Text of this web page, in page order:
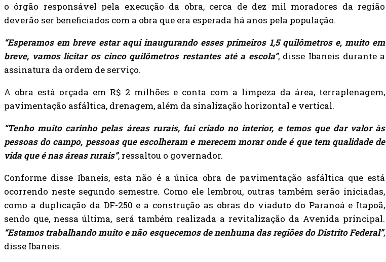
o órgão responsável pela execução da obra, cerca de dez mil moradores da região
deverão ser beneficiados com a obra que era esperada há anos pela população.
“Esperamos em breve estar aqui inaugurando esses primeiros 1,5 quilômetros e, muito em
breve, vamos licitar os cinco quilômetros restantes até a escola”, disse Ibaneis durante a
assinatura da ordem de serviço.
A obra está orçada em R$ 2 milhões e conta com a limpeza da área, terraplenagem,
pavimentação asfáltica, drenagem, além da sinalização horizontal e vertical.
“Tenho muito carinho pelas áreas rurais, fui criado no interior, e temos que dar valor às
pessoas do campo, pessoas que escolheram e merecem morar onde é que tem qualidade de
vida que é nas áreas rurais”, ressaltou o governador.
Conforme disse Ibaneis, esta não é a única obra de pavimentação asfáltica que está
ocorrendo neste segundo semestre. Como ele lembrou, outras também serão iniciadas,
como a duplicação da DF-250 e a construção as obras do viaduto do Paranoá e Itapoã,
sendo que, nessa última, será também realizada a revitalização da Avenida principal.
“Estamos trabalhando muito e não esquecemos de nenhuma das regiões do Distrito Federal”,
disse Ibaneis.